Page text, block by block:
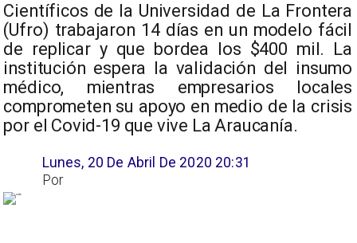
Científicos de la Universidad de La Frontera
(Ufro) trabajaron 14 días en un modelo fácil
de replicar y que bordea los $400 mil. La
institución espera la validación del insumo
médico, mientras empresarios locales
comprometen su apoyo en medio de la crisis
por el Covid-19 que vive La Araucanía.
Lunes, 20 De Abril De 2020 20:31
Por